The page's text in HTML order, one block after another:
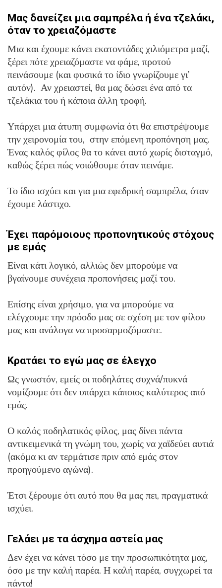
Μας δανείζει μια σαμπρέλα ή ένα τζελάκι,
όταν το χρειαζόμαστε
Μια και έχουμε κάνει εκατοντάδες χιλιόμετρα μαζί,
ξέρει πότε χρειαζόμαστε να φάμε, προτού
πεινάσουμε (και φυσικά το ίδιο γνωρίζουμε γι’
αυτόν). Αν χρειαστεί, θα μας δώσει ένα από τα
τζελάκια του ή κάποια άλλη τροφή.
Υπάρχει μια άτυπη συμφωνία ότι θα επιστρέψουμε
την χειρονομία του, στην επόμενη προπόνηση μας.
Ένας καλός φίλος θα το κάνει αυτό χωρίς δισταγμό,
καθώς ξέρει πώς νοιώθουμε όταν πεινάμε.
Το ίδιο ισχύει και για μια εφεδρική σαμπρέλα, όταν
έχουμε λάστιχο.
Έχει παρόμοιους προπονητικούς στόχους
με εμάς
Είναι κάτι λογικό, αλλιώς δεν μπορούμε να
βγαίνουμε συνέχεια προπονήσεις μαζί του.
Επίσης είναι χρήσιμο, για να μπορούμε να
ελέγχουμε την πρόοδο μας σε σχέση με τον φίλου
μας και ανάλογα να προσαρμοζόμαστε.
Κρατάει το εγώ μας σε έλεγχο
Ως γνωστόν, εμείς οι ποδηλάτες συχνά/πυκνά
νομίζουμε ότι δεν υπάρχει κάποιος καλύτερος από
εμάς.
Ο καλός ποδηλατικός φίλος, μας δίνει πάντα
αντικειμενικά τη γνώμη του, χωρίς να χαϊδεύει αυτιά
(ακόμα κι αν τερμάτισε πριν από εμάς στον
προηγούμενο αγώνα).
Έτσι ξέρουμε ότι αυτό που θα μας πει, πραγματικά
ισχύει.
Γελάει με τα άσχημα αστεία μας
Δεν έχει να κάνει τόσο με την προσωπικότητα μας,
όσο με την καλή παρέα. Η καλή παρέα, συγχωρεί τα
πάντα!